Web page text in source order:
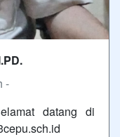
-
datang di